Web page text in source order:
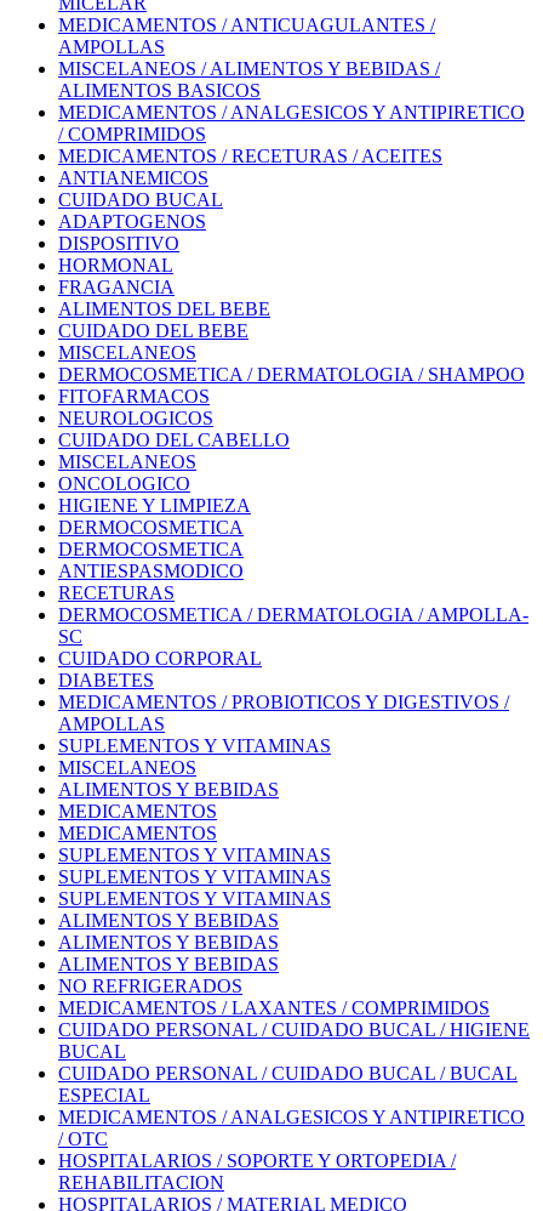
MEDICAMENTOS / ANTICUAGULANTES /
AMPOLLAS
MISCELANEOS / ALIMENTOS Y BEBIDAS /
ALIMENTOS BASICOS
MEDICAMENTOS / ANALGESICOS Y ANTIPIRETICO
/ COMPRIMIDOS
MEDICAMENTOS / RECETURAS / ACEITES
ANTIANEMICOS
CUIDADO BUCAL
ADAPTOGENOS
DISPOSITIVO
HORMONAL
FRAGANCIA
ALIMENTOS DEL BEBE
CUIDADO DEL BEBE
MISCELANEOS
DERMOCOSMETICA / DERMATOLOGIA / SHAMPOO
FITOFARMACOS
NEUROLOGICOS
CUIDADO DEL CABELLO
MISCELANEOS
ONCOLOGICO
HIGIENE Y LIMPIEZA
DERMOCOSMETICA
DERMOCOSMETICA
ANTIESPASMODICO
RECETURAS
DERMOCOSMETICA / DERMATOLOGIA / AMPOLLA-
SC
CUIDADO CORPORAL
DIABETES
MEDICAMENTOS / PROBIOTICOS Y DIGESTIVOS /
AMPOLLAS
SUPLEMENTOS Y VITAMINAS
MISCELANEOS
ALIMENTOS Y BEBIDAS
MEDICAMENTOS
MEDICAMENTOS
SUPLEMENTOS Y VITAMINAS
SUPLEMENTOS Y VITAMINAS
SUPLEMENTOS Y VITAMINAS
ALIMENTOS Y BEBIDAS
ALIMENTOS Y BEBIDAS
ALIMENTOS Y BEBIDAS
NO REFRIGERADOS
MEDICAMENTOS / LAXANTES / COMPRIMIDOS
CUIDADO PERSONAL / CUIDADO BUCAL / HIGIENE
BUCAL
CUIDADO PERSONAL / CUIDADO BUCAL / BUCAL
ESPECIAL
MEDICAMENTOS / ANALGESICOS Y ANTIPIRETICO
/ OTC
HOSPITALARIOS / SOPORTE Y ORTOPEDIA /
REHABILITACION
HOSPITALARIOS / MATERIAL MEDICO